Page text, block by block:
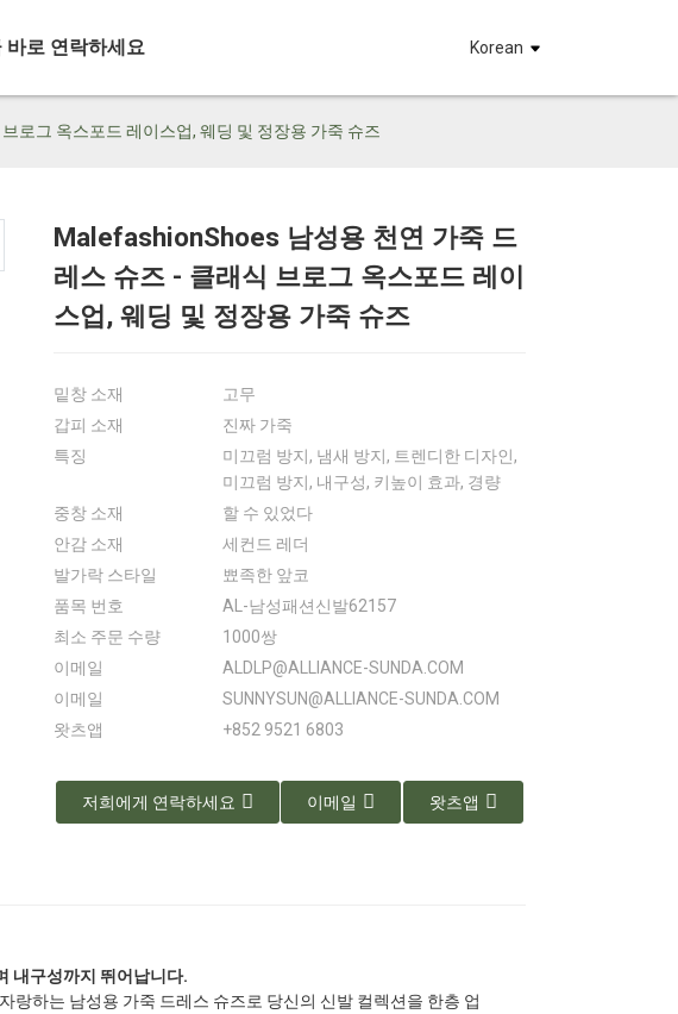
바로 연락하세요 Korean
로그 옥스포드 레이스업, 웨딩 및 정장용 가죽 슈즈
Loading...
Loading...
MalefashionShoes 남성용 천연 가죽 드
레스 슈즈 - 클래식 브로그 옥스포드 레이
스업, 웨딩 및 정장용 가죽 슈즈
밑창 소재
고무
갑피 소재
진짜 가죽
특징
미끄럼 방지, 냄새 방지, 트렌디한 디자인,
미끄럼 방지, 내구성, 키높이 효과, 경량
중창 소재
할 수 있었다
안감 소재
세컨드 레더
발가락 스타일
뾰족한 앞코
품목 번호
AL-남성패션신발62157
최소 주문 수량
1000쌍
이메일
ALDLP@ALLIANCE-SUNDA.COM
이메일
SUNNYSUN@ALLIANCE-SUNDA.COM
왓츠앱
+852 9521 6803
저희에게 연락하세요 이메일 왓츠앱
내구성까지 뛰어납니다.
랑하는 남성용 가죽 드레스 슈즈로 당신의 신발 컬렉션을 한층 업